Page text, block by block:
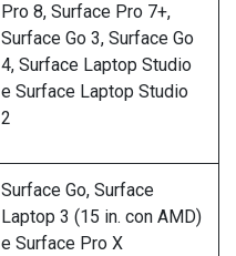
Pro 8, Surface Pro 7+,
Surface Go 3, Surface Go
4, Surface Laptop Studio
e Surface Laptop Studio
2
Surface Go, Surface
Laptop 3 (15 in. con AMD)
e Surface Pro X